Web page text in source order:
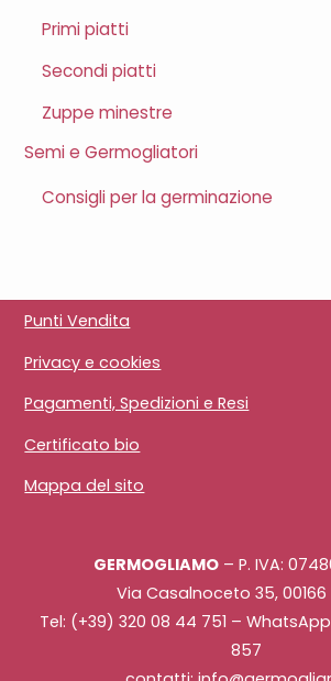
Primi piatti
Secondi piatti
Zuppe minestre
Semi e Germogliatori
Consigli per la germinazione
Punti Vendita
Privacy e cookies
Pagamenti, Spedizioni e Resi
Certificato bio
Mappa del sito
GERMOGLIAMO – P. IVA:
Via Casalnoceto 35, 00166
Tel: (+39) 320 08 44 751 –
857